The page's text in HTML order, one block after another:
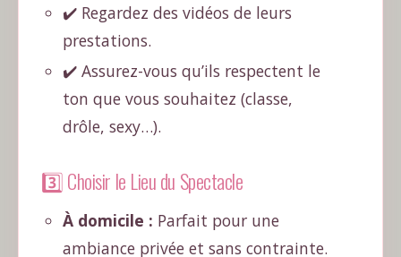
✔️ Regardez des vidéos de leurs
prestations.
✔️ Assurez-vous qu’ils respectent le
ton que vous souhaitez (classe,
drôle, sexy…).
3️⃣ Choisir le Lieu du Spectacle
À domicile : Parfait pour une
ambiance privée et sans contrainte.